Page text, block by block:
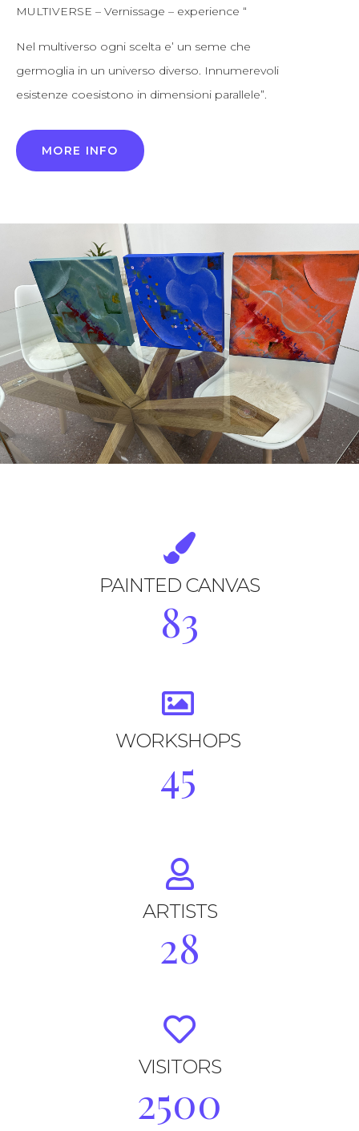
MULTIVERSE – Vernissage – experience “
Nel multiverso ogni scelta e’ un seme che
germoglia in un universo diverso. Innumerevoli
esistenze coesistono in dimensioni parallele”.
MORE INFO
PAINTED CANVAS
83
WORKSHOPS
45
ARTISTS
28
VISITORS
2500